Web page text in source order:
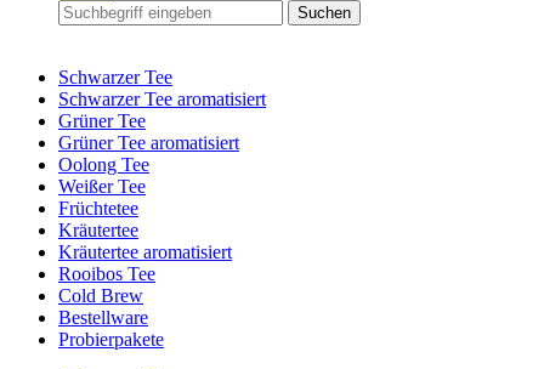
Suchen
Schwarzer Tee
Schwarzer Tee aromatisiert
Grüner Tee
Grüner Tee aromatisiert
Oolong Tee
Weißer Tee
Früchtetee
Kräutertee
Kräutertee aromatisiert
Rooibos Tee
Cold Brew
Bestellware
Probierpakete